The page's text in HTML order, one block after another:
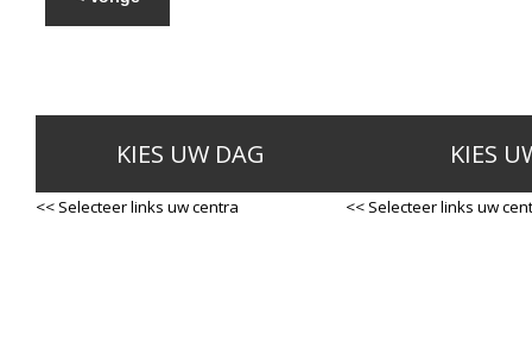
KIES UW DAG
<< Selecteer links uw centra
KIES
<< Selecteer links uw